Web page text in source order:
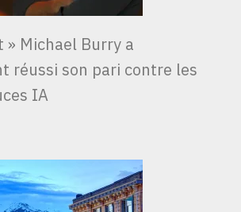
» Michael Burry a
réussi son pari contre les
IA